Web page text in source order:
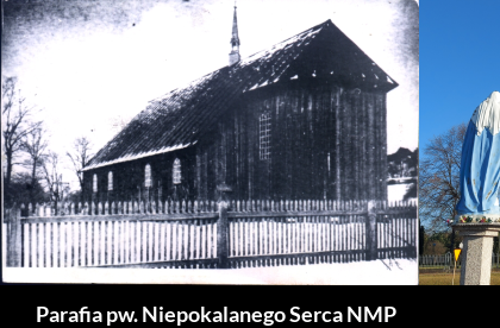
Parafia pw. Niepokalanego Serca NMP